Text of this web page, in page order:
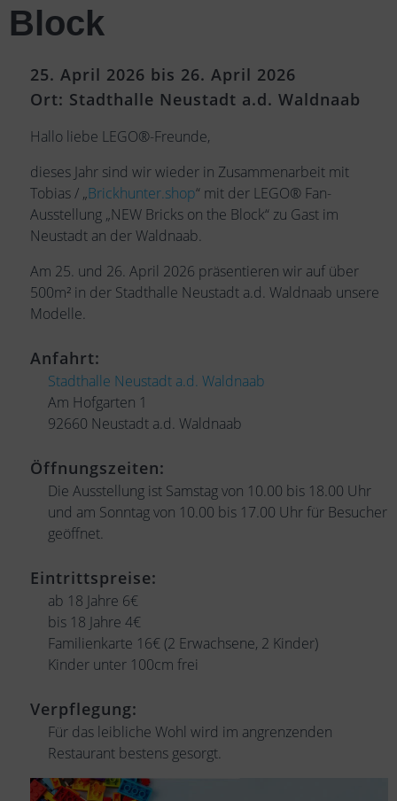
Block
25. April 2026 bis 26. April 2026
Ort: Stadthalle Neustadt a.d. Waldnaab
Hallo liebe LEGO®-Freunde,
dieses Jahr sind wir wieder in Zusammenarbeit mit
Tobias / „Brickhunter.shop“ mit der LEGO® Fan-
Ausstellung „NEW Bricks on the Block“ zu Gast im
Neustadt an der Waldnaab.
Am 25. und 26. April 2026 präsentieren wir auf über
500m² in der Stadthalle Neustadt a.d. Waldnaab unsere
Modelle.
Anfahrt:
Stadthalle Neustadt a.d. Waldnaab
Am Hofgarten 1
92660 Neustadt a.d. Waldnaab
Öffnungszeiten:
Die Ausstellung ist Samstag von 10.00 bis 18.00 Uhr
und am Sonntag von 10.00 bis 17.00 Uhr für Besucher
geöffnet.
Eintrittspreise:
ab 18 Jahre 6€
bis 18 Jahre 4€
Familienkarte 16€ (2 Erwachsene, 2 Kinder)
Kinder unter 100cm frei
Verpflegung:
Für das leibliche Wohl wird im angrenzenden
Restaurant bestens gesorgt.